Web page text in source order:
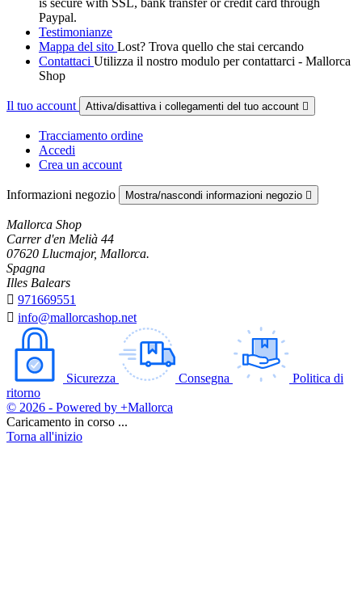
is secure with SSL, bank transfer or credit card through
Paypal.
Testimonianze
Mappa del sito Lost? Trova quello che stai cercando
Contattaci Utilizza il nostro modulo per contattarci - Mallorca
Shop
Il tuo account Attiva/disattiva i collegamenti del tuo account 
Tracciamento ordine
Accedi
Crea un account
Informazioni negozio Mostra/nascondi informazioni negozio 
Mallorca Shop
Carrer d'en Melià 44
07620 Llucmajor, Mallorca.
Spagna
Illes Balears
 971669551
 info@mallorcashop.net
Sicurezza Consegna
Politica di
ritorno
© 2026 - Powered by +Mallorca
Caricamento in corso ...
Torna all'inizio